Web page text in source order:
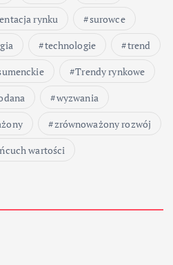
rynku
surowce
technologie
trend
Trendy rynkowe
wyzwania
zrównoważony rozwój
wartości